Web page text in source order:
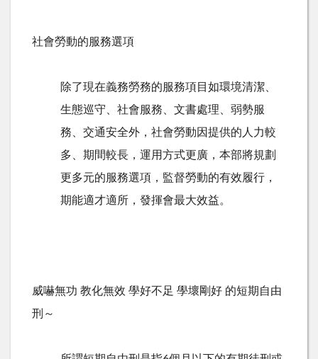
社會勞動的服務選項
除了現在義務勞務的服務項目如環境清潔、
生態巡守、社會服務、文書處理、弱勢服
務、交通安全外，社會勞動因提供的人力較
多、期間較長，運用方式更廣，本部將規劃
更多元的服務選項，監督勞動的有效履行，
期能適才適所，發揮會最大效益。
威嚇無功 教化無效 學好不足 學壞剛好 的短期自由
刑～